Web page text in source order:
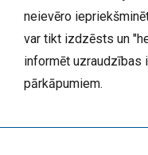
neievēro
var tikt izdzēsts un
informēt uzraudzības
pārkāpumiem.